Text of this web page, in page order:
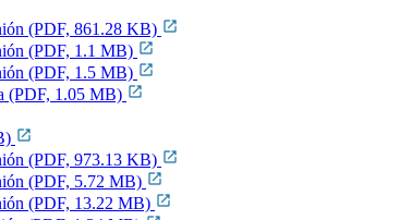
(PDF, 861.28 KB)
(PDF, 1.1 MB)
(PDF, 1.5 MB)
(PDF, 1.05 MB)
(PDF, 973.13 KB)
(PDF, 5.72 MB)
(PDF, 13.22 MB)